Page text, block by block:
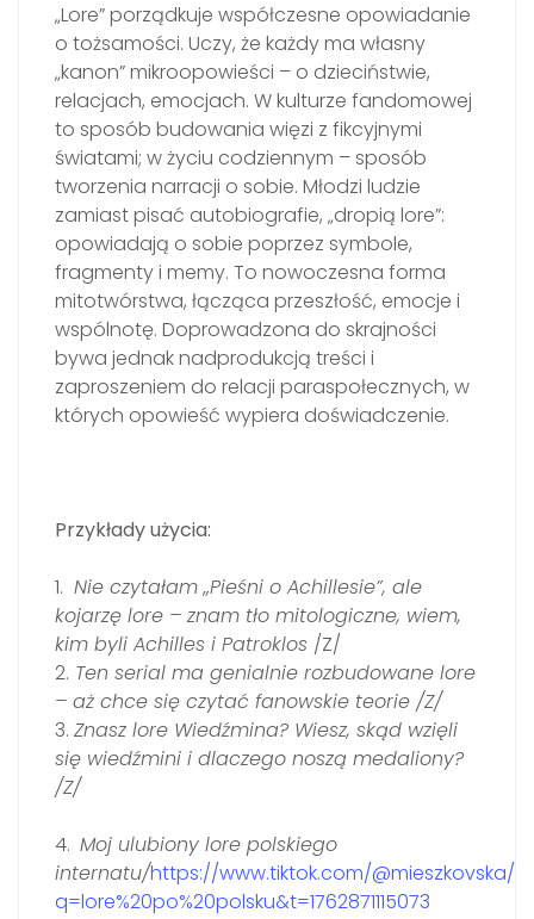
„Lore” porządkuje współczesne opowiadanie
o tożsamości. Uczy, że każdy ma własny
„kanon” mikroopowieści – o dzieciństwie,
relacjach, emocjach. W kulturze fandomowej
to sposób budowania więzi z fikcyjnymi
światami; w życiu codziennym – sposób
tworzenia narracji o sobie. Młodzi ludzie
zamiast pisać autobiografie, „dropią lore”:
opowiadają o sobie poprzez symbole,
fragmenty i memy. To nowoczesna forma
mitotwórstwa, łącząca przeszłość, emocje i
wspólnotę. Doprowadzona do skrajności
bywa jednak nadprodukcją treści i
zaproszeniem do relacji paraspołecznych, w
których opowieść wypiera doświadczenie.
Przykłady użycia:
1. Nie czytałam „Pieśni o Achillesie”, ale
kojarzę lore – znam tło mitologiczne, wiem,
kim byli Achilles i Patroklos /Z/
2. Ten serial ma genialnie rozbudowane lore
– aż chce się czytać fanowskie teorie /Z/
3. Znasz lore Wiedźmina? Wiesz, skąd wzięli
się wiedźmini i dlaczego noszą medaliony?
/Z/
4. Moj ulubiony lore polskiego
internatu/https://www.tiktok.com/@mieszkovska/
q=lore%20po%20polsku&t=1762871115073